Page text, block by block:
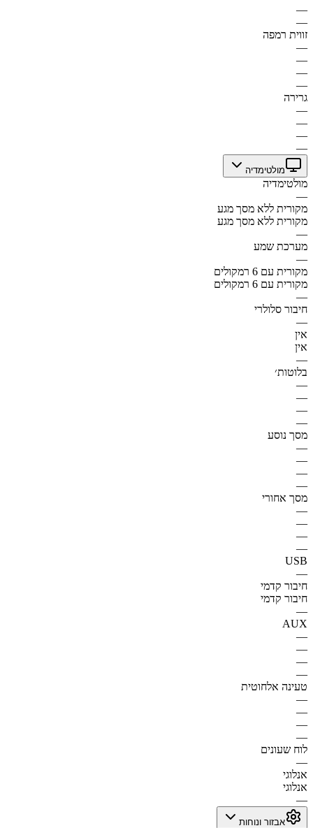
—
—
זווית רמפה
—
—
—
—
גרירה
—
—
—
—
מולטימדיה
מולטימדיה
—
מקורית ללא מסך מגע
מקורית ללא מסך מגע
—
מערכת שמע
—
מקורית עם 6 רמקולים
מקורית עם 6 רמקולים
—
חיבור סלולרי
—
אין
אין
—
בלוטות׳
—
—
—
—
מסך נוסע
—
—
—
—
מסך אחורי
—
—
—
—
USB
—
חיבור קדמי
חיבור קדמי
—
AUX
—
—
—
—
טעינה אלחוטית
—
—
—
—
לוח שעונים
—
אנלוגי
אנלוגי
—
אבזור ונוחות